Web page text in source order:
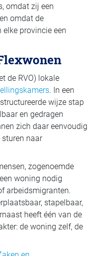
omdat zij een
omdat de
provincie een
de RVO) lokale
. In een
wijze stap
en gedragen
zich daar eenvoudig
naar
zogenoemde
woning nodig
arbeidsmigranten.
stapelbaar,
heeft één van de
de woning zelf, de